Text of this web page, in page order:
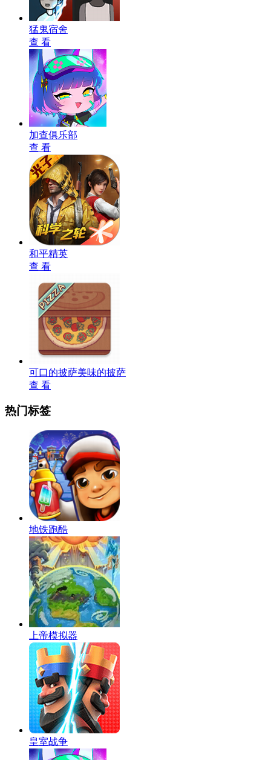
猛鬼宿舍
查 看
加查俱乐部
查 看
和平精英
查 看
可口的披萨美味的披萨
查 看
热门标签
地铁跑酷
上帝模拟器
皇室战争